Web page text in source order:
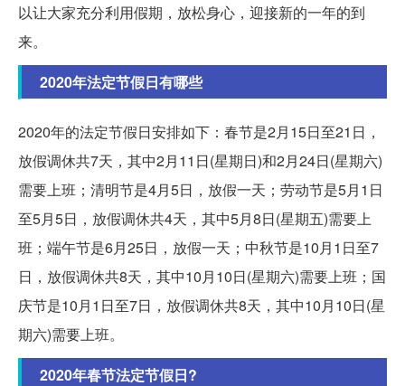
以让大家充分利用假期，放松身心，迎接新的一年的到
来。
2020年法定节假日有哪些
2020年的法定节假日安排如下：春节是2月15日至21日，
放假调休共7天，其中2月11日(星期日)和2月24日(星期六)
需要上班；清明节是4月5日，放假一天；劳动节是5月1日
至5月5日，放假调休共4天，其中5月8日(星期五)需要上
班；端午节是6月25日，放假一天；中秋节是10月1日至7
日，放假调休共8天，其中10月10日(星期六)需要上班；国
庆节是10月1日至7日，放假调休共8天，其中10月10日(星
期六)需要上班。
2020年春节法定节假日?